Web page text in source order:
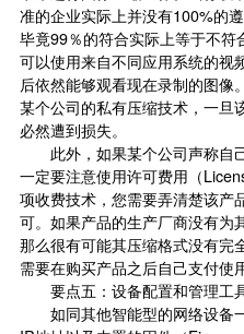
准的企业实际上并没有100%的
毕竟99％的符合实际上等于不
可以使用来自不同应用系统的视
后依然能够观看现在录制的图像
某个公司的私有压缩技术，一旦
必然遭到损失。
此外，如果某个公司声称自
一定要注意使用许可费用（
项收费技术，您需要弄清楚该产
可。如果产品的生产厂商没有为
那么很有可能其压缩格式没有
需要在购买产品之后自己支付使
要点五：设备配置和管理工
如同其他智能型的网络设备